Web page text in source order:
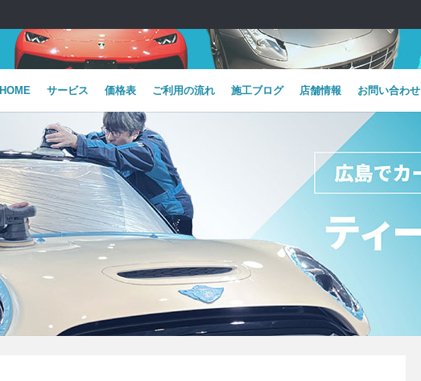
HOME サービス 価格表 ご利用の流れ 施工ブログ 店舗情報 お問い合わせ